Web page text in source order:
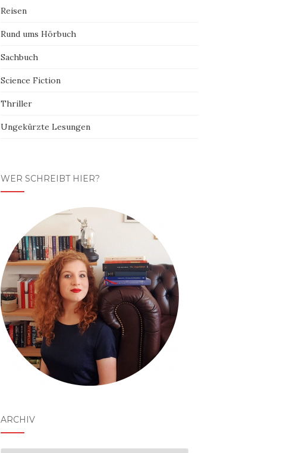
Reisen
Rund ums Hörbuch
Sachbuch
Science Fiction
Thriller
Ungekürzte Lesungen
WER SCHREIBT HIER?
ARCHIV